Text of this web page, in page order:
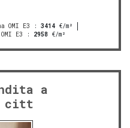
OMI E3 : 3414 €/m²
E3 : 2958 €/m²
a
citt